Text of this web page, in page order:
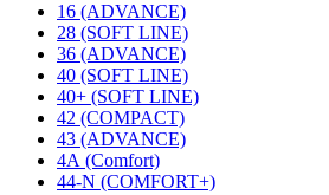
16 (ADVANCE)
28 (SOFT LINE)
36 (ADVANCE)
40 (SOFT LINE)
40+ (SOFT LINE)
42 (COMPACT)
43 (ADVANCE)
4А (Comfort)
44-N (COMFORT+)